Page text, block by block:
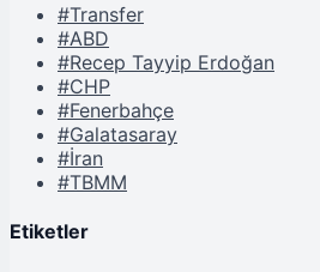
#Transfer
#ABD
#Recep Tayyip Erdoğan
#CHP
#Fenerbahçe
#Galatasaray
#İran
#TBMM
Etiketler